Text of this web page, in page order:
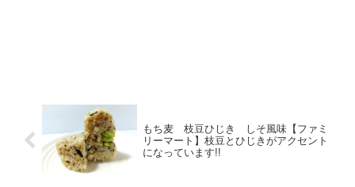
もち麦 枝豆ひじき しそ風味【ファミ
リーマート】枝豆とひじきがアクセント
になっています!!